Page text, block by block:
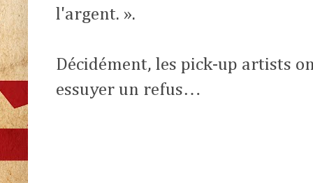
l'argent. ».
Décidément, les pick-up artists
essuyer un refus…